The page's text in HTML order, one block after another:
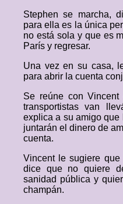
Stephen se marcha,
para ella es la única
no está sola y que es
París y regresar.
Una vez en su casa,
para abrir la cuenta
Se reúne con
transportistas van
explica a su amigo que
juntarán el dinero de
cuenta.
Vincent le sugiere
dice que no quiere
sanidad pública y
champán.